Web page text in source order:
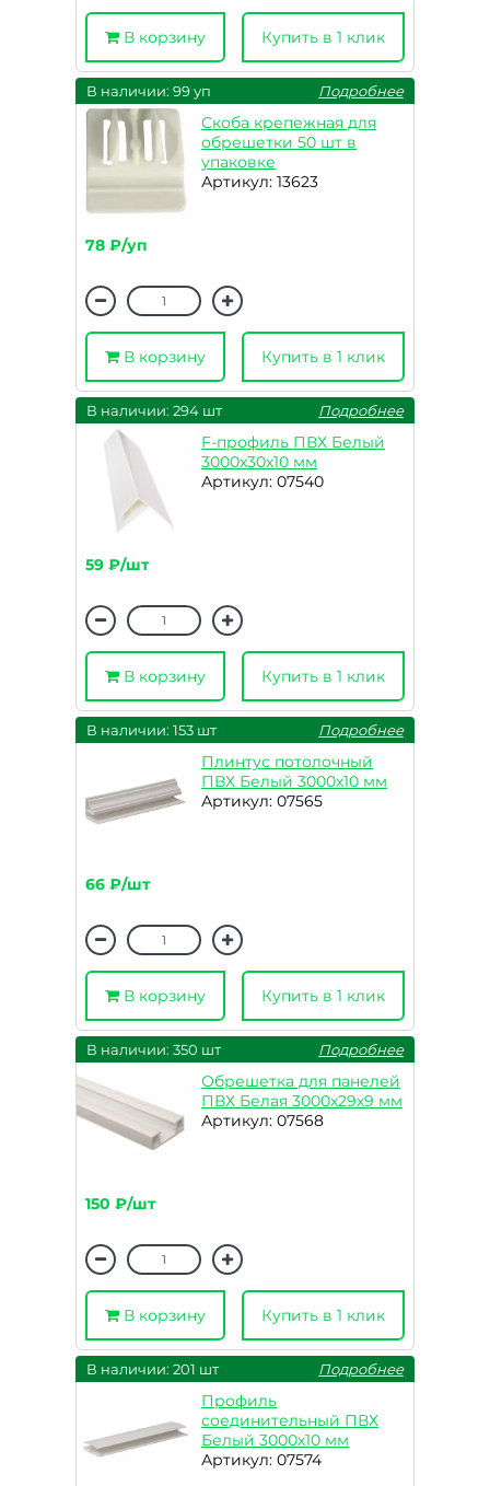
В корзину Купить в 1 клик
В наличии: 99 уп Подробнее
Скоба крепежная для
обрешетки 50 шт в
упаковке
Артикул: 13623
78 ₽/уп
В корзину Купить в 1 клик
В наличии: 294 шт Подробнее
F-профиль ПВХ Белый
3000х30х10 мм
Артикул: 07540
59 ₽/шт
В корзину Купить в 1 клик
В наличии: 153 шт Подробнее
Плинтус потолочный
ПВХ Белый 3000х10 мм
Артикул: 07565
66 ₽/шт
В корзину Купить в 1 клик
В наличии: 350 шт Подробнее
Обрешетка для панелей
ПВХ Белая 3000х29х9 мм
Артикул: 07568
150 ₽/шт
В корзину Купить в 1 клик
В наличии: 201 шт Подробнее
Профиль
соединительный ПВХ
Белый 3000х10 мм
Артикул: 07574